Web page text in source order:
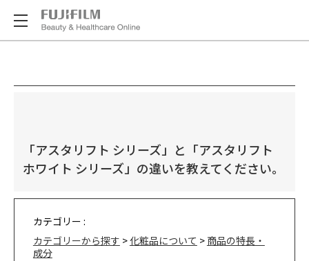
「アスタリフト シリーズ」と「アスタリフト
ホワイト シリーズ」の違いを教えてください。
カテゴリー :
カテゴリーから探す >化粧品について > 商品の特長・
成分